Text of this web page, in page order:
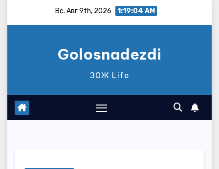
Вс. Авг 9th, 2026 1:19:04 AM
Golosnadezdi
ЗОЖ Life